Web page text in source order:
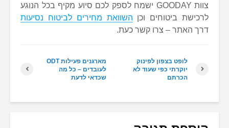
צוות GOODAY ישמח לספק לכם סיוע מקיף בכל הנוגע
לרכישת ביטוחים וכן השוואת מחירים לביטוח נסיעות
דרך האתר – צרו קשר כעת.
מארגנים פעילות ODT
לעובדים – כל מה
שכדאי לדעת
לופט בצפון לפינוק
יוקרתי כפי שעוד לא
הכרתם